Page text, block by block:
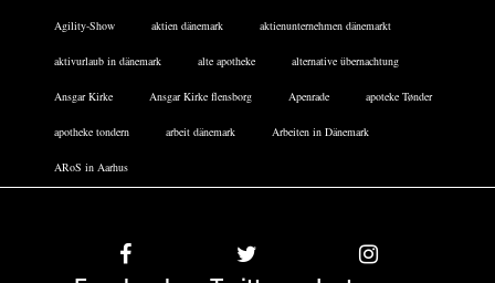
Agility-Show aktien dänemark aktienunternehmen dänemarkt
aktivurlaub in dänemark alte apotheke alternative übernachtung
Ansgar Kirke Ansgar Kirke flensborg Apenrade apoteke Tønder
apotheke tondern arbeit dänemark Arbeiten in Dänemark
ARoS in Aarhus